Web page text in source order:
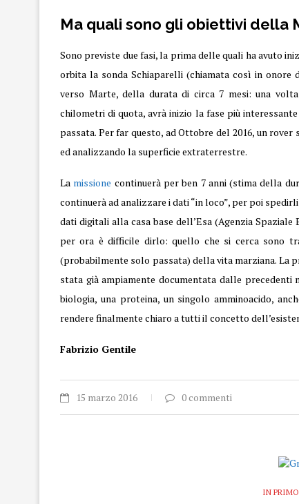
Ma quali sono gli obiettivi della
Sono previste due fasi, la prima delle quali ha avuto
orbita la sonda Schiaparelli (chiamata così in onore
verso Marte, della durata di circa 7 mesi: una
chilometri di quota, avrà inizio la fase più
passata. Per far questo, ad Ottobre del 2016, un
ed analizzando la superficie extraterrestre.
La missione continuerà per ben 7 anni (stima della
continuerà ad analizzare i dati “in loco”, per poi
dati digitali alla casa base dell’Esa (Agenzia
per ora è difficile dirlo: quello che si cerca sono
(probabilmente solo passata) della vita marziana. La
stata già ampiamente documentata dalle precedenti
biologia, una proteina, un singolo amminoacido,
rendere finalmente chiaro a tutti il concetto
Fabrizio Gentile
15 marzo 2016 0 commenti
IN